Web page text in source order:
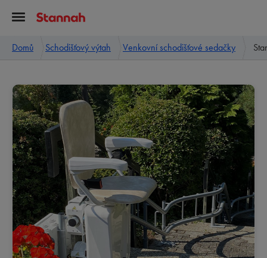
Domů Schodišťový výtah Venkovní schodišťové sedačky